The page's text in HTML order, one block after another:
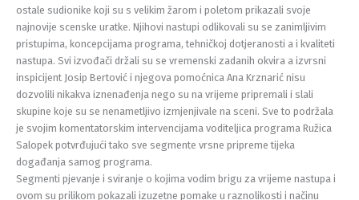
ostale sudionike koji su s velikim žarom i poletom prikazali svoje
najnovije scenske uratke. Njihovi nastupi odlikovali su se zanimljivim
pristupima, koncepcijama programa, tehničkoj dotjeranosti a i kvaliteti
nastupa. Svi izvođači držali su se vremenski zadanih okvira a izvrsni
inspicijent Josip Bertović i njegova pomoćnica Ana Krznarić nisu
dozvolili nikakva iznenađenja nego su na vrijeme pripremali i slali
skupine koje su se nenametljivo izmjenjivale na sceni. Sve to podržala
je svojim komentatorskim intervencijama voditeljica programa Ružica
Salopek potvrđujući tako sve segmente vrsne pripreme tijeka
događanja samog programa.
Segmenti pjevanje i sviranje o kojima vodim brigu za vrijeme nastupa i
ovom su prilikom pokazali izuzetne pomake u raznolikosti i načinu